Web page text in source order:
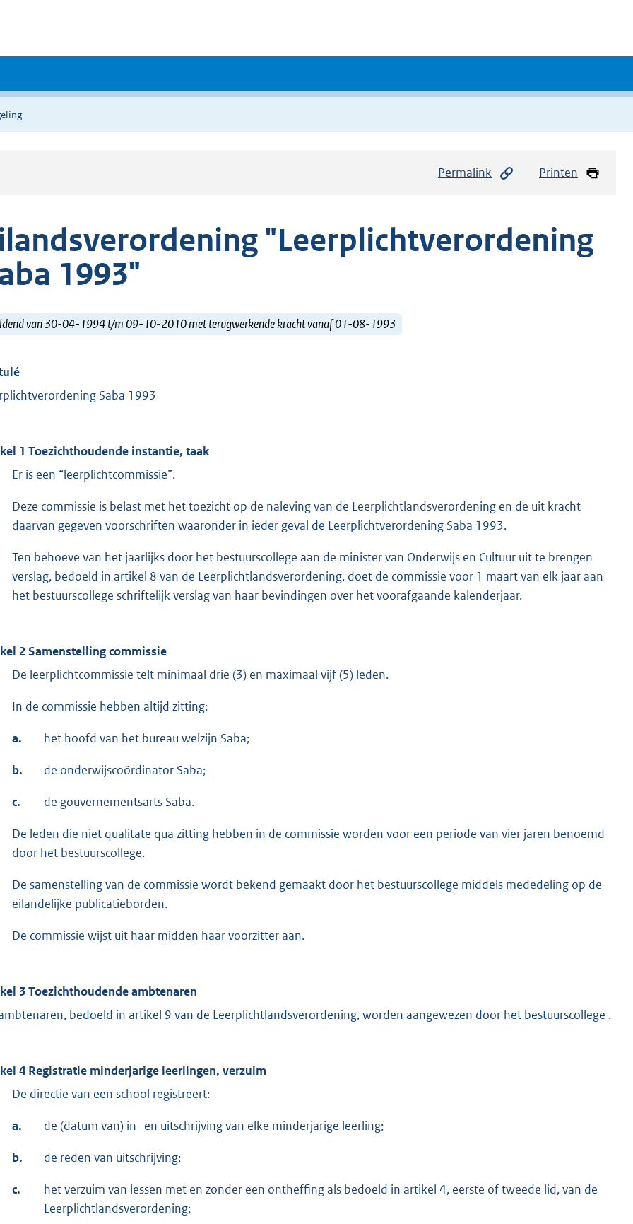
Permalink Printen
"Leerplichtverordening
1993"
van 30-04-1994 t/m 09-10-2010 met terugwerkende kracht vanaf 01-08-1993
Saba 1993
1 Toezichthoudende instantie, taak
Er is een “leerplichtcommissie”.
Deze commissie is belast met het toezicht op de naleving van de Leerplichtlandsverordening en de uit kracht
daarvan gegeven voorschriften waaronder in ieder geval de Leerplichtverordening Saba 1993.
Ten behoeve van het jaarlijks door het bestuurscollege aan de minister van Onderwijs en Cultuur uit te brengen
verslag, bedoeld in artikel 8 van de Leerplichtlandsverordening, doet de commissie voor 1 maart van elk jaar aan
het bestuurscollege schriftelijk verslag van haar bevindingen over het voorafgaande kalenderjaar.
2 Samenstelling commissie
De leerplichtcommissie telt minimaal drie (3) en maximaal vijf (5) leden.
In de commissie hebben altijd zitting:
a. het hoofd van het bureau welzijn Saba;
b. de onderwijscoördinator Saba;
c. de gouvernementsarts Saba.
De leden die niet qualitate qua zitting hebben in de commissie worden voor een periode van vier jaren benoemd
door het bestuurscollege.
De samenstelling van de commissie wordt bekend gemaakt door het bestuurscollege middels mededeling op de
eilandelijke publicatieborden.
De commissie wijst uit haar midden haar voorzitter aan.
3 Toezichthoudende ambtenaren
bedoeld in artikel 9 van de Leerplichtlandsverordening, worden aangewezen door het bestuurscollege .
4 Registratie minderjarige leerlingen, verzuim
De directie van een school registreert:
a. de (datum van) in- en uitschrijving van elke minderjarige leerling;
b. de reden van uitschrijving;
c.
het verzuim van lessen met en zonder een ontheffing als bedoeld in artikel 4, eerste of tweede lid, van de
Leerplichtlandsverordening;